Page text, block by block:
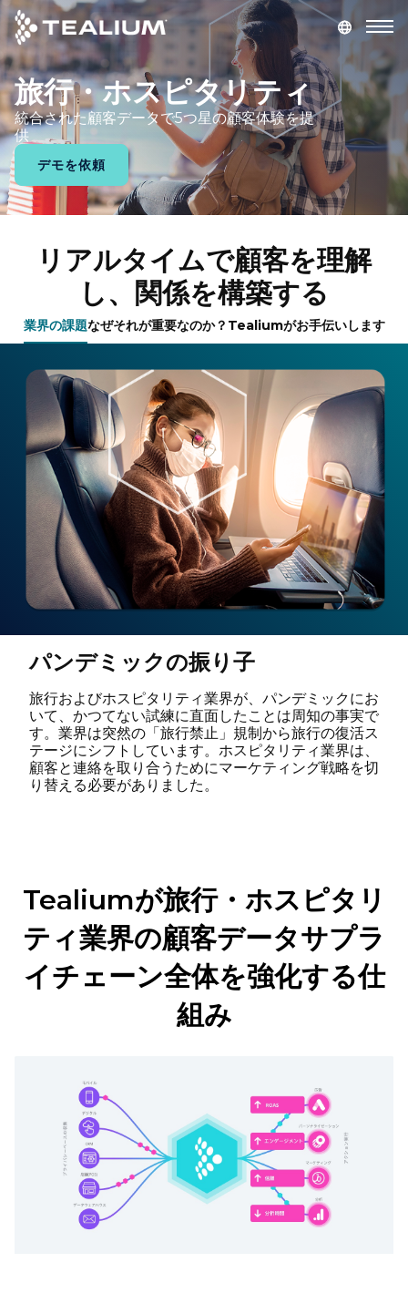
main
content
デモを依頼 ログイン
プラットフォーム
ソリューション
業種
旅行・ホスピタリティ
統合された顧客データで5つ星の顧客体験を提
供
デモを依頼
リアルタイムで顧客を理解
し、関係を構築する
業界の課題なぜそれが重要なのか？ Tealiumがお手伝いします
パンデミックの振り子
旅行およびホスピタリティ業界が、パンデミックにお
いて、かつてない試練に直面したことは周知の事実で
す。業界は突然の「旅行禁止」規制から旅行の復活ス
テージにシフトしています。ホスピタリティ業界は、
顧客と連絡を取り合うためにマーケティング戦略を切
り替える必要がありました。
Tealiumが旅行・ホスピタリ
ティ業界の顧客データサプラ
イチェーン全体を強化する仕
組み